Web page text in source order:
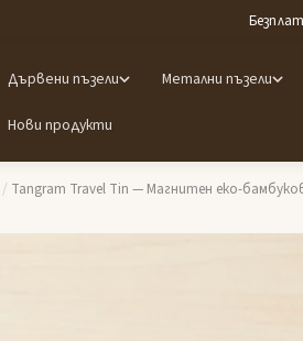
Дървени пъзели Метални пъзели
Нови продукти
/ Tangram Travel Tin — Магнитен еко-